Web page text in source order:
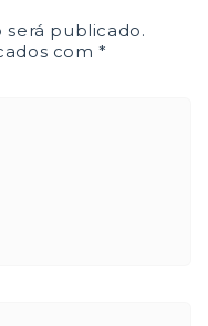
será publicado.
com*